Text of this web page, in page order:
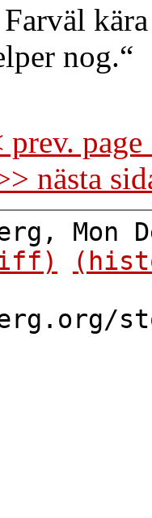
Farväl
nog.“
prev.
nästa
Mon